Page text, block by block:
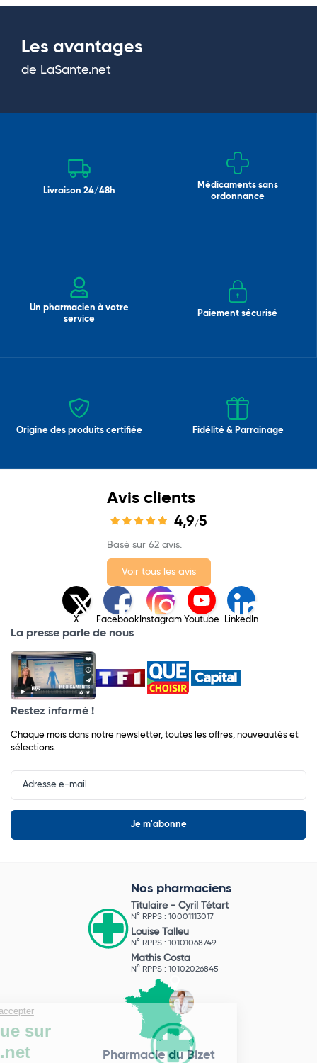
Les avantages
de LaSante.net
Livraison 24/48h
Médicaments sans
ordonnance
Un pharmacien à votre
service
Paiement sécurisé
Origine des produits certifiée Fidélité & Parrainage
Avis clients
4,9/5
Basé sur 62 avis.
Voir tous les avis
X Facebook Instagram Youtube LinkedIn
La presse parle de nous
Restez informé !
Chaque mois dans notre newsletter, toutes les offres, nouveautés et
sélections.
Input
Newsletter
Nos pharmaciens
Titulaire - Cyril Tétart
N° RPPS : 10001113017
Louise Talleu
N° RPPS : 10101068749
Mathis Costa
N° RPPS : 10102026845
Pharmacie du Bizet